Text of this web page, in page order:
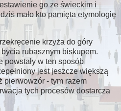
go ze świeckim i
mało kto pamięta etymologię
krzyża do góry
rubasznym biskupem.
powstały w ten sposób
jest jeszcze większą
pierwowzór - tym razem
tych procesów dostarcza